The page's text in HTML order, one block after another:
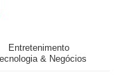
Entretenimento
& Negócios